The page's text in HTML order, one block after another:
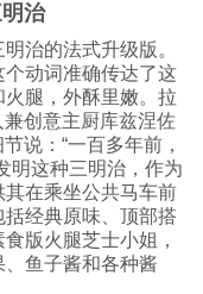
治
治的法式升级版。
个动词准确传达了这
腿，外酥里嫩。拉
创意主厨库兹涅佐
说：“一百多年前，
明这种三明治，作为
在乘坐公共马车前
经典原味、顶部搭
版火腿芝士小姐，
鱼子酱和各种酱